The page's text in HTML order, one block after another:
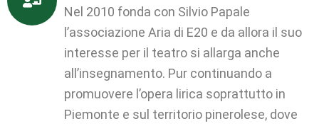
Nel 2010 fonda con Silvio Papale
l’associazione Aria di E20 e da allora il suo
interesse per il teatro si allarga anche
all’insegnamento. Pur continuando a
promuovere l’opera lirica soprattutto in
Piemonte e sul territorio pinerolese, dove